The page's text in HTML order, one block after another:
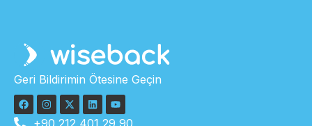
Geri Bildirimin Ötesine Geçin